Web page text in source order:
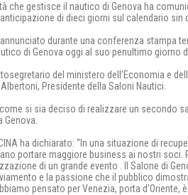
che gestisce il nautico di Genova ha
di dieci giorni sul calendario sin
durante una conferenza stampa
di Genova oggi al suo penultimo giorno
del ministero dell’Economia e
Presidente della Saloni Nautici.
si sia deciso di realizzare un secondo
ha dichiarato: “In una situazione di
portare maggiore business ai nostri
di un grande evento . Il Salone di
e la passione che il pubblico
pensato per Venezia, porta d’Oriente,